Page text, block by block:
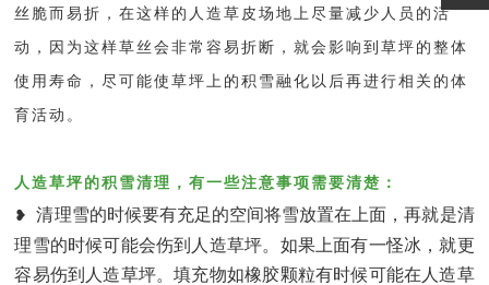
丝 脆而易折 ，在这样的人造草皮场地上尽量减少人员的活
动，因为这样草丝会非常容易折断，就会影响到草坪的整体
使用寿命，尽可能使草坪上的积雪融化以后再进行相关的体
育活动。
人造草坪的积雪清理，有一些注意事项需要清楚：
❥清理雪的时候要有充足的空间将雪放置在上面，再就是清
理雪的时候可能会伤到人造草坪。如果上面有一怪冰，就更
容易伤到人造草坪。填充物如橡胶颗粒有时候可能在人造草